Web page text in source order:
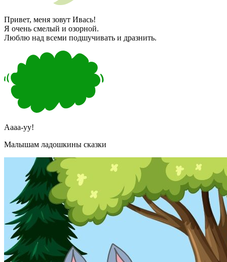
Привет, меня зовут Ивась!
Я очень смелый и озорной.
Люблю над всеми подшучивать и дразнить.
Аааа-уу!
Малышам ладошкины сказки